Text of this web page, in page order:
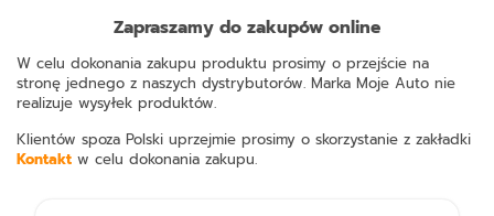
Zapraszamy do zakupów online
W celu dokonania zakupu produktu prosimy o przejście na
stronę jednego z naszych dystrybutorów. Marka Moje Auto nie
realizuje wysyłek produktów.
Klientów spoza Polski uprzejmie prosimy o skorzystanie z zakładki
Kontakt w celu dokonania zakupu.